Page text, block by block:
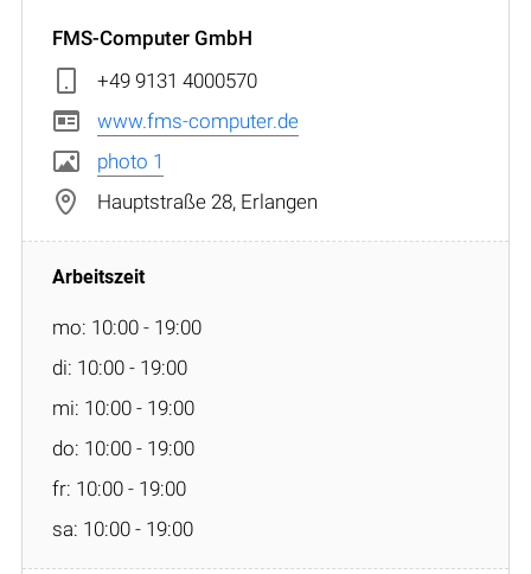
FMS-Computer GmbH
+49 9131 4000570
www.fms-computer.de
photo 1
Hauptstraße 28, Erlangen
mo: 10:00 - 19:00
di: 10:00 - 19:00
mi: 10:00 - 19:00
do: 10:00 - 19:00
fr: 10:00 - 19:00
sa: 10:00 - 19:00